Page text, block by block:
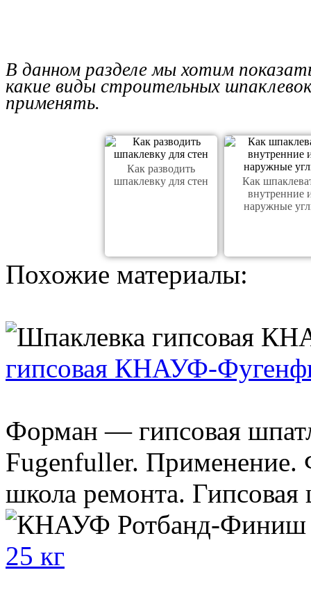
В данном разделе мы хотим
какие виды строительных
применять.
Как разводить
шпаклевку для стен
Как
внутренние
наружные
Похожие материалы:
гипсовая КНАУФ-
Форман — гипсовая
Fugenfuller.
школа ремонта.
25 кг